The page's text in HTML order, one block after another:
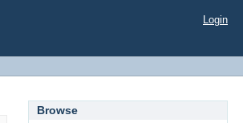
Login
Browse